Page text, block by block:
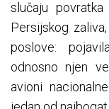
slučaju
Persijskog
poslove:
odnosno njen
avioni